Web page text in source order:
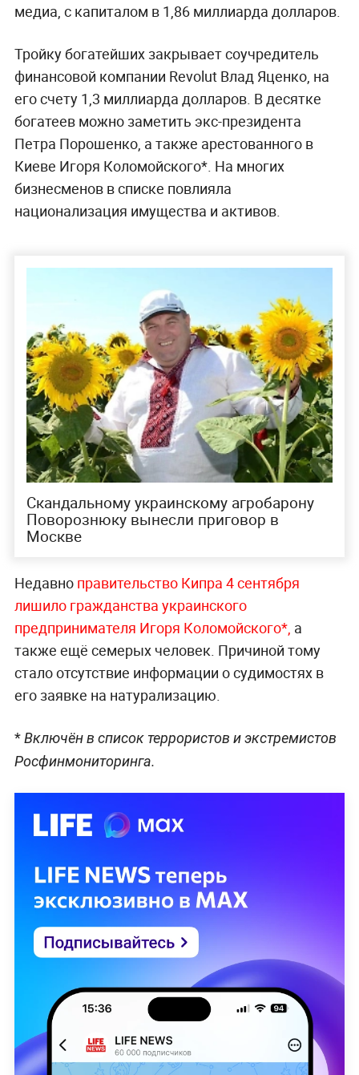
медиа, с капиталом в 1,86 миллиарда долларов.
Тройку богатейших закрывает соучредитель
финансовой компании Revolut Влад Яценко, на
его счету 1,3 миллиарда долларов. В десятке
богатеев можно заметить экс-президента
Петра Порошенко, а также арестованного в
Киеве Игоря Коломойского*. На многих
бизнесменов в списке повлияла
национализация имущества и активов.
Скандальному украинскому агробарону
Поворознюку вынесли приговор в
Москве
Недавно правительство Кипра 4 сентября
лишило гражданства украинского
предпринимателя Игоря Коломойского*, а
также ещё семерых человек. Причиной тому
стало отсутствие информации о судимостях в
его заявке на натурализацию.
*Включён в список террористов и экстремистов
Росфинмониторинга.